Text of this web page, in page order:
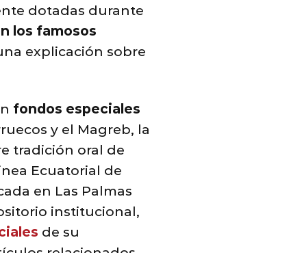
dotadas durante
los famosos
explicación sobre
fondos especiales
y el Magreb, la
tradición oral de
Ecuatorial de
en Las Palmas
institucional,
de su